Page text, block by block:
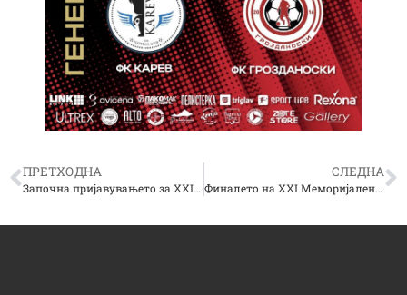
ПРЕТХОДНА
Започна пријавувањето за XXI Меморијален турнир во мал фудбал “Оливер Соколов – Сокол” – Сокол ВЛТ 2025 година
СЛЕДНА
Финалето на XXI Меморијален турнир ‘Оливер Соколов – Сокол’ 2025 – Величествена завршница и заслужени победници